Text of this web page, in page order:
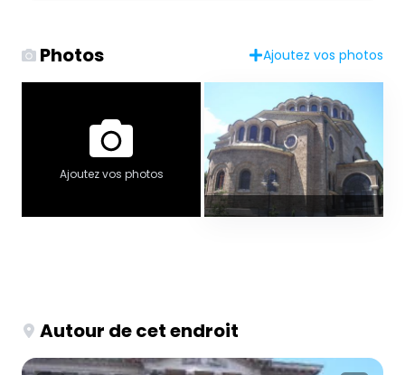
Photos Ajoutez vos photos
Ajoutez vos photos
Autour de cet endroit